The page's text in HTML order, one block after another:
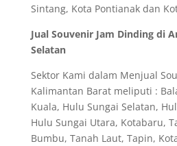
Sintang, Kota Pontianak dan
Jual Souvenir Jam Dinding di
Selatan
Sektor Kami dalam Menjual
Kalimantan Barat meliputi :
Kuala, Hulu Sungai Selatan,
Hulu Sungai Utara, Kotabaru,
Bumbu, Tanah Laut, Tapin,